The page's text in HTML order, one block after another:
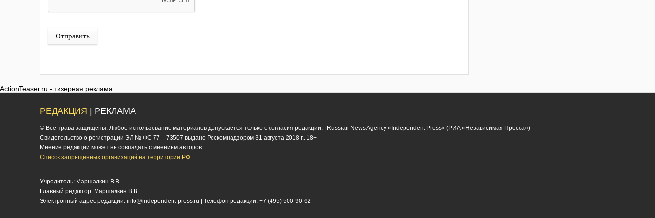
Отправить
ActionTeaser.ru - тизерная реклама
РЕДАКЦИЯ | РЕКЛАМА
© Все права защищены. Любое использование материалов допускается только с согласия редакции. | Russian News Agency «Independent Press» (РИА «Независимая Пресса»)
Cвидетельство о регистрации ЭЛ № ФС 77 – 73507 выдано Роскомнадзором 31 августа 2018 г.. 18+
Мнение редакции может не совпадать с мнением авторов.
Список запрещенных организаций на территории РФ
Учредитель: Маршалкин В.В.
Главный редактор: Маршалкин В.В.
Электронный адрес редакции: info@independent-press.ru | Телефон редакции: +7 (495) 500-90-62